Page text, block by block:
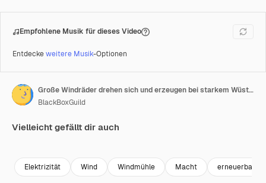
Empfohlene Musik für dieses Video
Entdeckeweitere Musik-Optionen
Große Windräder drehen sich und erzeugen bei starkem Wüstenwind erneuerbaren Strom.
BlackBoxGuild
Vielleicht gefällt dir auch
Elektrizität Wind Windmühle Macht erneuerbaren